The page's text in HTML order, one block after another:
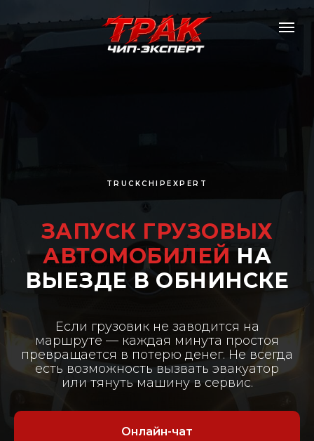
TRUCKCHIPEXPERT
ЗАПУСК ГРУЗОВЫХ
АВТОМОБИЛЕЙ НА
ВЫЕЗДЕ В ОБНИНСКЕ
Если грузовик не заводится на
маршруте — каждая минута простоя
превращается в потерю денег. Не всегда
есть возможность вызвать эвакуатор
или тянуть машину в сервис.
Онлайн-чат